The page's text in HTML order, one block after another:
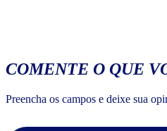
COMENTE O QUE
Preencha os campos e deixe sua